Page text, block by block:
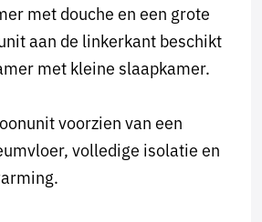
met douche en een grote
aan de linkerkant beschikt
met kleine slaapkamer.
voorzien van een
volledige isolatie en